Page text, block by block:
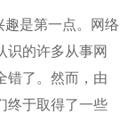
趣是第一点。网络
识的许多从事网
错了。然而，由
终于取得了一些